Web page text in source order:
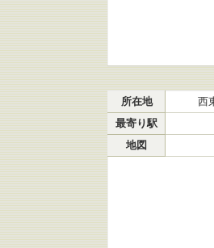
所在地
西
最寄り駅
地図